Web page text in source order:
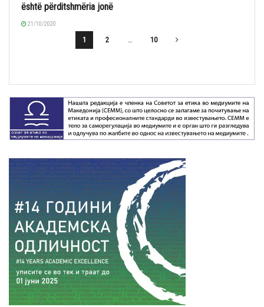
është përditshmëria jonë
21/10/2020
1 2 … 10